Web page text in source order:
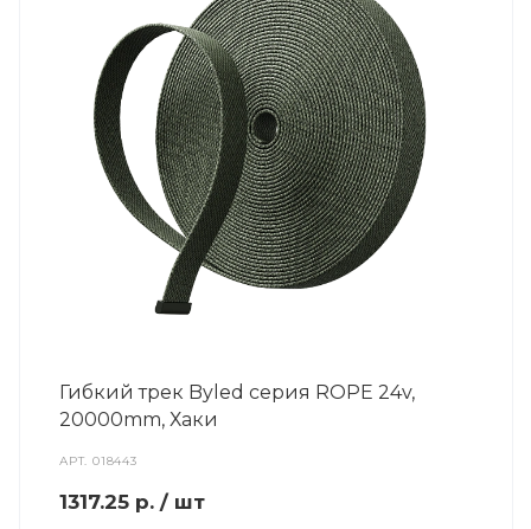
Гибкий трек Byled серия ROPE 24v,
20000mm, Хаки
АРТ.018443
1317.25 р. / шт